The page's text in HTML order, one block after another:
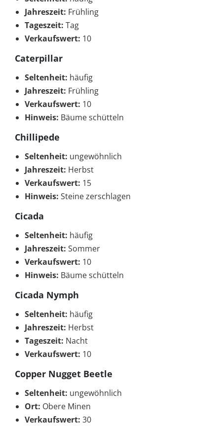
Jahreszeit: Frühling
Tageszeit: Tag
Verkaufswert: 10
Caterpillar
Seltenheit: häufig
Jahreszeit: Frühling
Verkaufswert: 10
Hinweis: Bäume schütteln
Chillipede
Seltenheit: ungewöhnlich
Jahreszeit: Herbst
Verkaufswert: 15
Hinweis: Steine zerschlagen
Cicada
Seltenheit: häufig
Jahreszeit: Sommer
Verkaufswert: 10
Hinweis: Bäume schütteln
Cicada Nymph
Seltenheit: häufig
Jahreszeit: Herbst
Tageszeit: Nacht
Verkaufswert: 10
Copper Nugget Beetle
Seltenheit: ungewöhnlich
Ort: Obere Minen
Verkaufswert: 30